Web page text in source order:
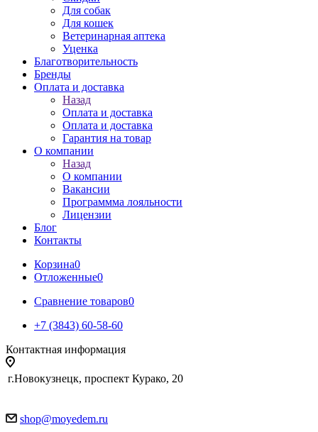
Для собак
Для кошек
Ветеринарная аптека
Уценка
Благотворительность
Бренды
Оплата и доставка
Назад
Оплата и доставка
Оплата и доставка
Гарантия на товар
О компании
Назад
О компании
Вакансии
Программма лояльности
Лицензии
Блог
Контакты
Корзина0
Отложенные0
Сравнение товаров0
+7 (3843) 60-58-60
Контактная информация
г.Новокузнецк, проспект Курако, 20
shop@moyedem.ru